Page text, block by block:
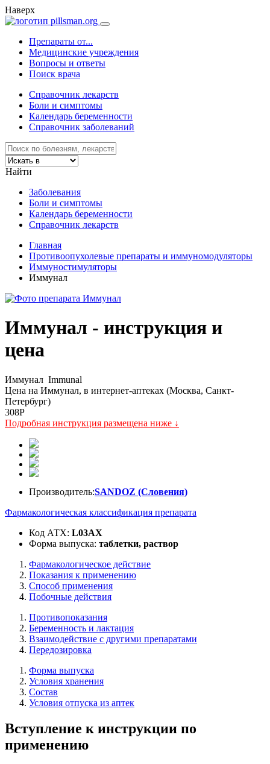
Наверх
Препараты от...
Медицинские учреждения
Вопросы и ответы
Поиск врача
Справочник лекарств
Боли и симптомы
Календарь беременности
Справочник заболеваний
Найти
Заболевания
Боли и симптомы
Календарь беременности
Справочник лекарств
Главная
Противоопухолевые препараты и иммуномодуляторы
Иммуноcтимуляторы
Иммунал
Иммунал - инструкция и
цена
Иммунал Immunal
Цена на Иммунал, в интернет-аптеках (Москва, Санкт-
Петербург)
308P
Подробная инструкция размещена ниже ↓
Производитель:SANDOZ (Словения)
Фармакологическая классификация препарата
Код АТХ: L03AX
Форма выпуска: таблетки, раствор
Фармакологическое действие
Показания к применению
Способ применения
Побочные действия
Противопоказания
Беременность и лактация
Взаимодействие с другими препаратами
Передозировка
Форма выпуска
Условия хранения
Состав
Условия отпуска из аптек
Вступление к инструкции по
применению